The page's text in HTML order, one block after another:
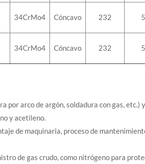
34CrMo4 Cóncavo 232
34CrMo4 Cóncavo 232
por arco de argón, soldadura con gas, etc.)
y acetileno.
de maquinaria, proceso de
de gas crudo, como nitrógeno para